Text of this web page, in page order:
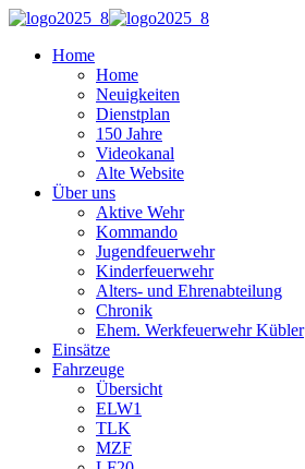
Home
Home
Neuigkeiten
Dienstplan
150 Jahre
Videokanal
Alte Website
Über uns
Aktive Wehr
Kommando
Jugendfeuerwehr
Kinderfeuerwehr
Alters- und Ehrenabteilung
Chronik
Ehem. Werkfeuerwehr Kübler
Einsätze
Fahrzeuge
Übersicht
ELW1
TLK
MZF